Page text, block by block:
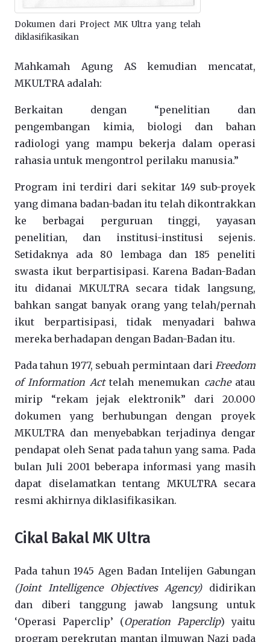
Dokumen dari Project MK Ultra yang telah
diklasifikasikan
Mahkamah Agung AS kemudian mencatat,
MKULTRA adalah:
Berkaitan dengan “penelitian dan
pengembangan
kimia,biologi dan bahan
radiologi yang mampu bekerja
dalam operasi
rahasia untuk mengontrol perilaku manusia.”
Program ini terdiri dari sekitar 149 sub-proyek
yang dimana badan-badan itu telah dikontrakkan
ke berbagai
perguruan tinggi,yayasan
penelitian, dan institusi-institusi sejenis.
Setidaknya ada 80 lembaga dan 185
peneliti
swasta ikutberpartisipasi.Karena Badan-Badan
itu
didanai MKULTRA secara tidak langsung,
bahkan sangatbanyak orang yang telah/pernah
ikut berpartisipasi,
tidak menyadari bahwa
mereka berhadapan dengan Badan-Badan itu.
Pada tahun 1977, sebuah permintaan dari Freedom
of Information Acttelah menemukan cacheatau
mirip “rekam jejak elektronik” dari 20.000
dokumen yang berhubungan dengan proyek
MKULTRA dan menyebabkan terjadinya dengar
pendapat oleh Senat pada tahun yang sama. Pada
bulan Juli 2001 beberapa informasi yang masih
dapat diselamatkan tentang MKULTRA secara
resmi akhirnya diklasifikasikan.
Cikal Bakal MK Ultra
Pada tahun 1945 Agen Badan Intelijen Gabungan
(Joint Intelligence Objectives Agency)didirikan
dan diberi tanggung jawab langsung untuk
‘Operasi Paperclip’ (Operation Paperclip) yaitu
program perekrutan mantan ilmuwan Nazi pada